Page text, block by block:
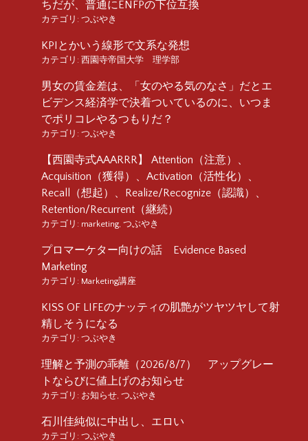
ちだが、普通にENFPの下位互換
カテゴリ: つぶやき
KPIとかいう線形で文系な発想
カテゴリ: 西園寺帝国大学 理学部
男女の賃金差は、「女のやる気のなさ」だとエ
ビデンス経済学で決着ついているのに、いつま
でポリコレやるつもりだ？
カテゴリ: つぶやき
【西園寺式AAARRR】 Attention（注意）、
Acquisition（獲得）、Activation（活性化）、
Recall（想起）、Realize/Recognize（認識）、
Retention/Recurrent（継続）
カテゴリ: marketing つぶやき
プロマーケター向けの話 Evidence Based
Marketing
カテゴリ: Marketing講座
KISS OF LIFEのナッティの肌艶がツヤツヤして射
精しそうになる
カテゴリ: つぶやき
理解と予測の乖離（2026/8/7） アップグレー
トならびに値上げのお知らせ
カテゴリ: お知らせ つぶやき
石川佳純似に中出し、エロい
カテゴリ: つぶやき